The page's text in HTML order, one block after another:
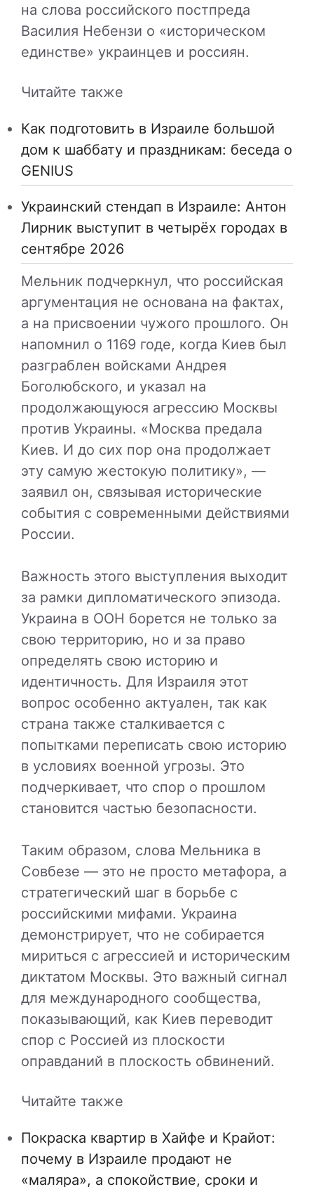
на слова российского постпреда
Василия Небензи о «историческом
единстве» украинцев и россиян.
Читайте также
Как подготовить в Израиле большой
дом к шаббату и праздникам: беседа о
GENIUS
Украинский стендап в Израиле: Антон
Лирник выступит в четырёх городах в
сентябре 2026
Мельник подчеркнул, что российская
аргументация не основана на фактах,
а на присвоении чужого прошлого. Он
напомнил о 1169 годе, когда Киев был
разграблен войсками Андрея
Боголюбского, и указал на
продолжающуюся агрессию Москвы
против Украины. «Москва предала
Киев. И до сих пор она продолжает
эту самую жестокую политику», —
заявил он, связывая исторические
события с современными действиями
России.
Важность этого выступления выходит
за рамки дипломатического эпизода.
Украина в ООН борется не только за
свою территорию, но и за право
определять свою историю и
идентичность. Для Израиля этот
вопрос особенно актуален, так как
страна также сталкивается с
попытками переписать свою историю
в условиях военной угрозы. Это
подчеркивает, что спор о прошлом
становится частью безопасности.
Таким образом, слова Мельника в
Совбезе — это не просто метафора, а
стратегический шаг в борьбе с
российскими мифами. Украина
демонстрирует, что не собирается
мириться с агрессией и историческим
диктатом Москвы. Это важный сигнал
для международного сообщества,
показывающий, как Киев переводит
спор с Россией из плоскости
оправданий в плоскость обвинений.
Читайте также
Покраска квартир в Хайфе и Крайот:
почему в Израиле продают не
«маляра», а спокойствие, сроки и